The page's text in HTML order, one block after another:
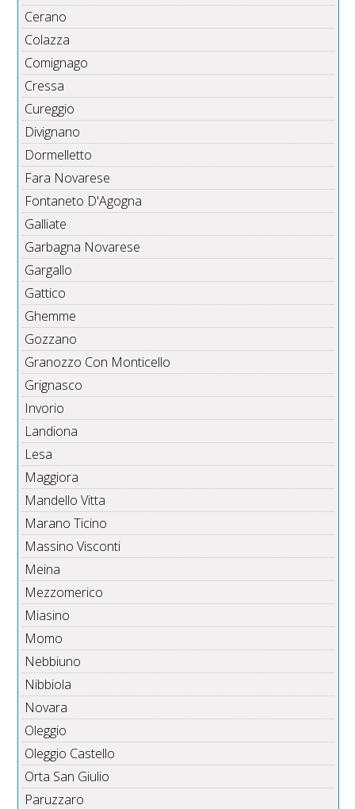
Cerano
Colazza
Comignago
Cressa
Cureggio
Divignano
Dormelletto
Fara Novarese
Fontaneto D'Agogna
Galliate
Garbagna Novarese
Gargallo
Gattico
Ghemme
Gozzano
Granozzo Con Monticello
Grignasco
Invorio
Landiona
Lesa
Maggiora
Mandello Vitta
Marano Ticino
Massino Visconti
Meina
Mezzomerico
Miasino
Momo
Nebbiuno
Nibbiola
Novara
Oleggio
Oleggio Castello
Orta San Giulio
Paruzzaro